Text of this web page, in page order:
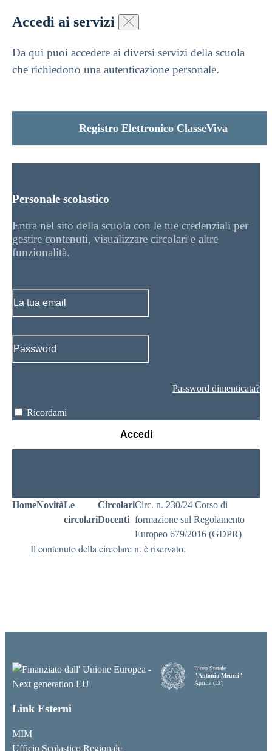
Accedi ai servizi
Da qui puoi accedere ai diversi servizi della scuola
che richiedono una autenticazione personale.
Registro Elettronico ClasseViva
Personale scolastico
Entra nel sito della scuola con le tue credenziali per
gestire contenuti, visualizzare circolari e altre
funzionalità.
Password dimenticata?
Ricordami
Accedi
HomeNovitàLe
circolari
Circolari
Docenti
Circ. n. 230/24 Corso di
formazione sul Regolamento
Europeo 679/2016 (GDPR)
Il contenuto della circolare n. è riservato.
Liceo Statale
"Antonio Meucci"
Aprilia (LT)
Link Esterni
MIM
Ufficio Scolastico Regionale